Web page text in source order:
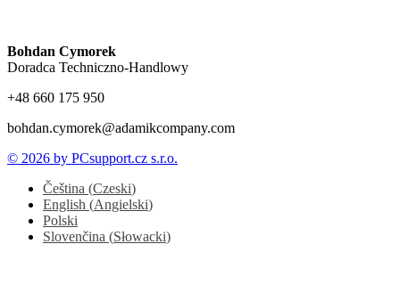
Bohdan Cymorek
Doradca Techniczno-Handlowy
+48 660 175 950
bohdan.cymorek@adamikcompany.com
© 2026 by PCsupport.cz s.r.o.
Čeština (Czeski)
English (Angielski)
Polski
Slovenčina (Słowacki)